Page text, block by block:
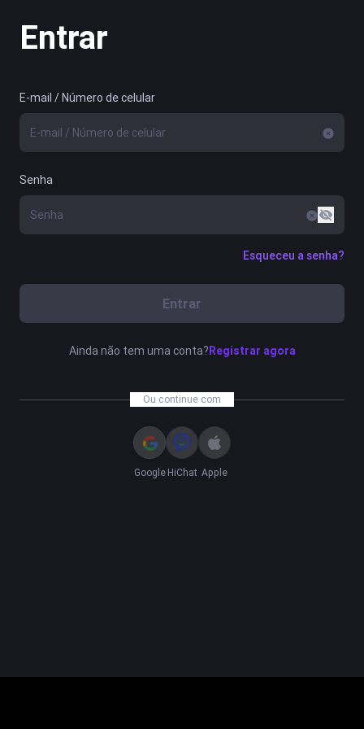
Entrar
E-mail / Número de celular
Senha
Esqueceu a senha?
Entrar
Ainda não tem uma conta? Registrar agora
Ou continue com
Google HiChat Apple